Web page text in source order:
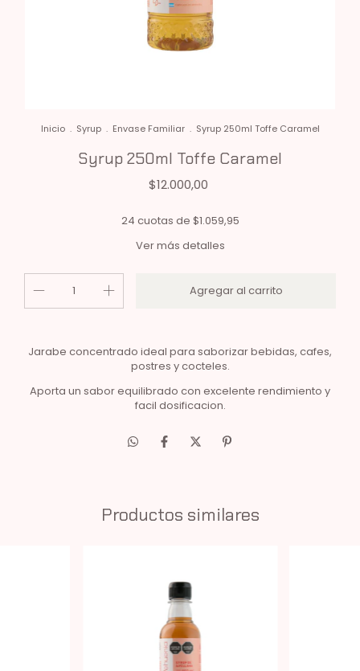
Inicio . Syrup . Envase Familiar . Syrup 250ml Toffe Caramel
Syrup 250ml Toffe Caramel
$12.000,00
24 cuotas de $1.059,95
Ver más detalles
Jarabe concentrado ideal para saborizar bebidas, cafes,
postres y cocteles.
Aporta un sabor equilibrado con excelente rendimiento y
facil dosificacion.
Productos similares